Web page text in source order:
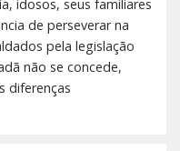
idosos, seus familiares
de perseverar na
pela legislação
não se concede,
diferenças